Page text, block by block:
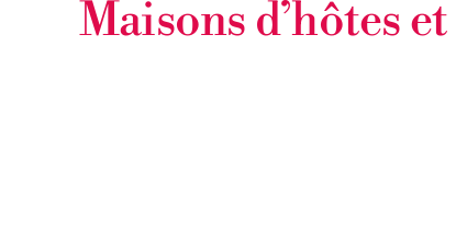
Maisons d’hôtes